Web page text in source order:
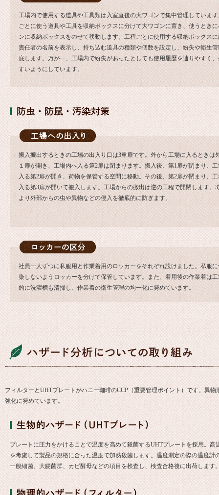
工場内で使用する道具や工具類は入室直後の大ワゴンで集中管理していま
ごとに使う道具や工具を収納ボックスに分けて大ワゴンに置き、使うとき
ンに収納ボックスをのせて移動します。工程ごとに使用する収納ボックス
責任者の名前を表示し、持ち込む道具の種類や個数を設定し、紛失や衛生
底します。万が一、工場内で紛失があったとしても使用履歴を辿りやすく
すいようにしています。
搬入搬出するときの工場の出入り口は3重扉です。外から工場に入るときは
１扉が開き、工場内へ入る第2扉は閉まります。搬入後、第1扉が閉まり、
入る第2扉が開き、荷物を保管する空間に移動。その後、第2扉が閉まり、
入る第3扉が開いて搬入します。工場からの搬出は逆の工程で開閉します。
より外部からの虫や異物などの侵入を徹底的に防ぎます。
社員一人ずつに私服用と作業着用のロッカーをそれぞれ設けました。私服
染しないようロッカーを分けて保管しています。また、着用後の作業着は
的に洗濯槽も清掃し、作業着の衛生管理の均一化に努めています。
フィルターとUHTプレートがハニー珈琲のCCP（重要管理ポイント）です。異
強化に努めています。
プレートに圧力をかけることで温度を高めて殺菌するUHTプレートを採用。
を考慮して製品の規格に合った温度で加熱殺菌します。温度測定の際の温度
一般細菌、大腸菌群、カビ酵母などの項目を検査し、検査合格後に出荷します